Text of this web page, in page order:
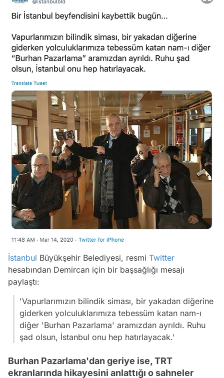
İstanbul Büyükşehir Belediyesi, resmi Twitter
hesabından Demircan için bir başsağlığı mesajı
paylaştı:
'Vapurlarımızın bilindik siması, bir yakadan diğerine
giderken yolculuklarımıza tebessüm katan nam-ı
diğer 'Burhan Pazarlama' aramızdan ayrıldı. Ruhu
şad olsun, İstanbul onu hep hatırlayacak.'
Burhan Pazarlama'dan geriye ise, TRT
ekranlarında hikayesini anlattığı o sahneler